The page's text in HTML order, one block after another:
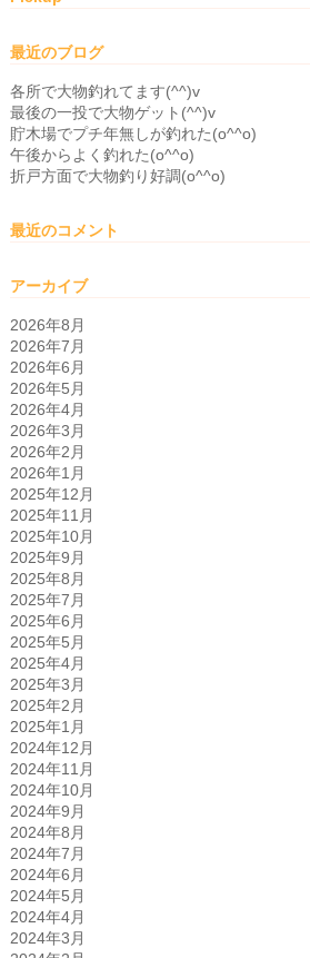
最近のブログ
各所で大物釣れてます(^^)v
最後の一投で大物ゲット(^^)v
貯木場でプチ年無しが釣れた(o^^o)
午後からよく釣れた(o^^o)
折戸方面で大物釣り好調(o^^o)
最近のコメント
アーカイブ
2026年8月
2026年7月
2026年6月
2026年5月
2026年4月
2026年3月
2026年2月
2026年1月
2025年12月
2025年11月
2025年10月
2025年9月
2025年8月
2025年7月
2025年6月
2025年5月
2025年4月
2025年3月
2025年2月
2025年1月
2024年12月
2024年11月
2024年10月
2024年9月
2024年8月
2024年7月
2024年6月
2024年5月
2024年4月
2024年3月